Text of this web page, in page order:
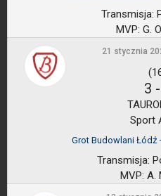
Transmisja:
MVP: G.
21 stycznia
3 -
Sport
Grot Budowlani Łódź
Transmisja:
MVP: A.